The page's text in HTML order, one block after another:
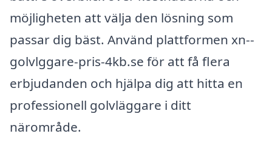
möjligheten att välja den lösning som
passar dig bäst. Använd plattformen xn--
golvlggare-pris-4kb.se för att få flera
erbjudanden och hjälpa dig att hitta en
professionell golvläggare i ditt
närområde.